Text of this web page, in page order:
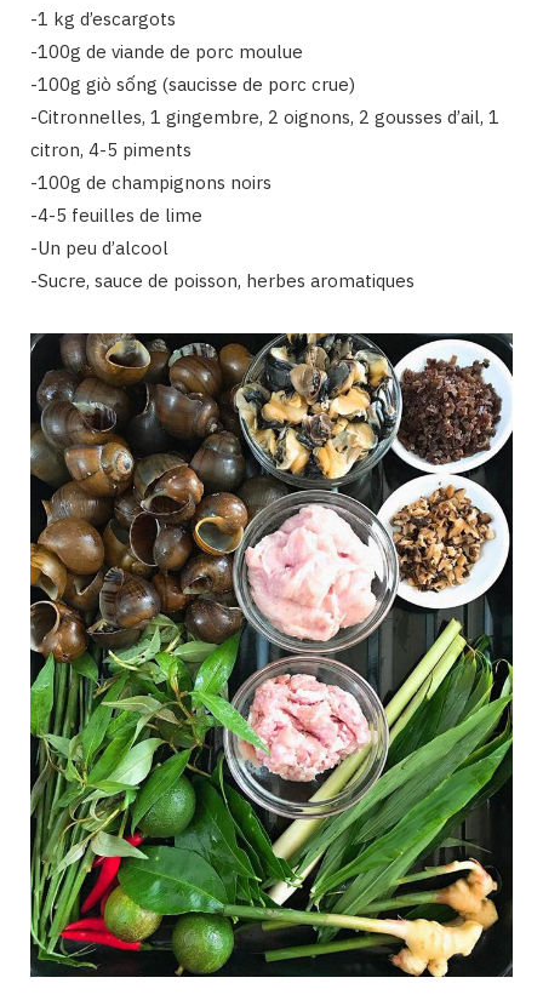
-1 kg d’escargots
-100g de viande de porc moulue
-100g giò sống (saucisse de porc crue)
-Citronnelles, 1 gingembre, 2 oignons, 2 gousses d’ail, 1
citron, 4-5 piments
-100g de champignons noirs
-4-5 feuilles de lime
-Un peu d’alcool
-Sucre, sauce de poisson, herbes aromatiques